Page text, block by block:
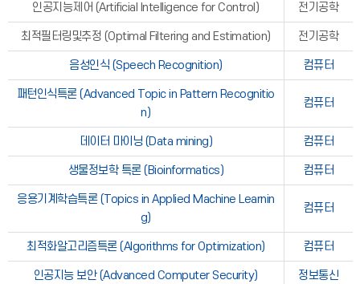
인공지능제어 (Artificial Intelligence for Control) 전기공학
최적필터링및추정 (Optimal Filtering and Estimation) 전기공학
음성인식 (Speech Recognition) 컴퓨터
패턴인식특론 (Advanced Topic in Pattern Recognitio
n)
컴퓨터
데이터 마이닝 (Data mining) 컴퓨터
생물정보학 특론 (Bioinformatics) 컴퓨터
응용기계학습특론 (Topics in Applied Machine Learnin
g)
컴퓨터
최적화알고리즘특론 (Algorithms for Optimization) 컴퓨터
인공지능 보안 (Advanced Computer Security) 정보통신